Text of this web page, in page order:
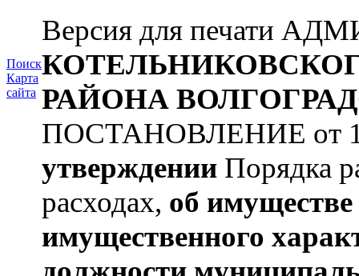
Поиск
Карта
сайта
Версия для печати
РАЙОНА
ПОСТАНОВЛЕНИЕ от
утверждении Порядка
расходах, об имуществе
имущественного